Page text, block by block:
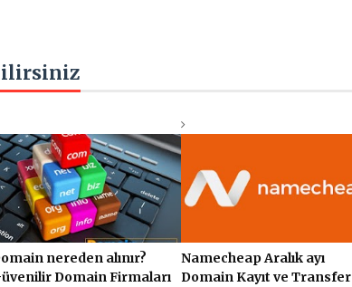
nereden alınır?
Domain Firmaları
Namecheap Aralık ayı
Domain Kayıt ve Transfer